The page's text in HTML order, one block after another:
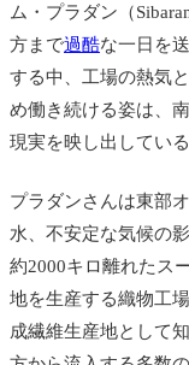
ム・プラダン（
方まで過酷な一日を
する中、工場の熱気
め働き続ける姿は、
現実を映し出している
プラダンさんは東部
水、不安定な気候の
約2000キロ離れたス
地を生産する織物工
成繊維生産地として